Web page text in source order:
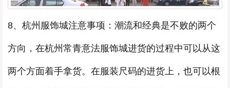
8、杭州服饰城注意事项：潮流和经典是不败的两个
方向，在杭州常青意法服饰城进货的过程中可以从这
两个方面着手拿货。在服装尺码的进货上，也可以根